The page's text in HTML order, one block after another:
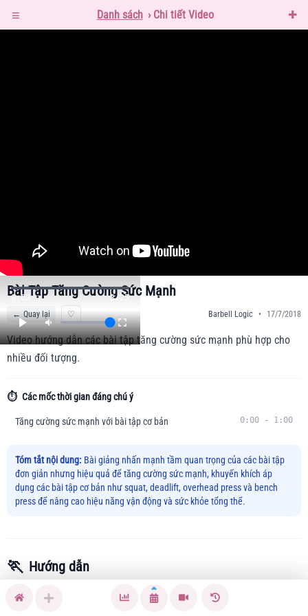
≡ Danh sách › Chi tiết Video ✚
0:00 3:25
Bài Tập Tăng Cường Sức Mạnh
← Quay lại ♡ Barbell Logic • 17/7/2018
Video hướng dẫn các bài tập tăng cường sức mạnh phù hợp cho
nhiều đối tượng.
⏱️ Các mốc thời gian đáng chú ý
Tăng cường sức mạnh với bài tập cơ bản 0:00 - 1:00
Tóm tắt nội dung: Bài giảng nhấn mạnh tầm quan trọng của các bài tập
đơn giản nhưng hiệu quả để tăng cường sức mạnh, khuyến khích áp
dụng các bài tập cơ bản như squat, deadlift, overhead press và bench
press để nâng cao hiệu năng vận động và sức khỏe tổng thể.
🏃 Hướng dẫn